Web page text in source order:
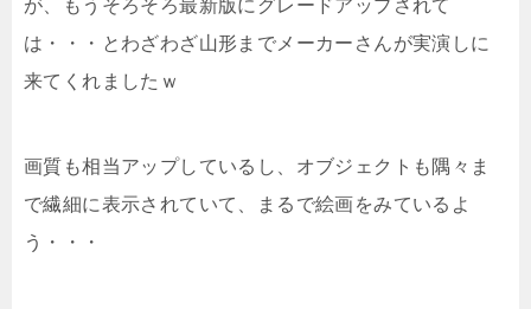
が、もうそろそろ最新版にグレードアップされて
は・・・とわざわざ山形までメーカーさんが実演しに
来てくれましたｗ
画質も相当アップしているし、オブジェクトも隅々ま
で繊細に表示されていて、まるで絵画をみているよ
う・・・